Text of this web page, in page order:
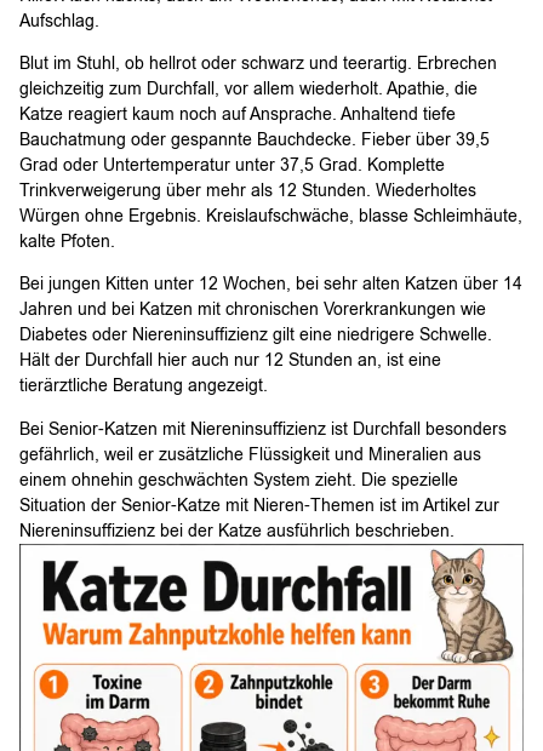
Aufschlag.
Blut im Stuhl, ob hellrot oder schwarz und teerartig. Erbrechen
gleichzeitig zum Durchfall, vor allem wiederholt. Apathie, die
Katze reagiert kaum noch auf Ansprache. Anhaltend tiefe
Bauchatmung oder gespannte Bauchdecke. Fieber über 39,5
Grad oder Untertemperatur unter 37,5 Grad. Komplette
Trinkverweigerung über mehr als 12 Stunden. Wiederholtes
Würgen ohne Ergebnis. Kreislaufschwäche, blasse Schleimhäute,
kalte Pfoten.
Bei jungen Kitten unter 12 Wochen, bei sehr alten Katzen über 14
Jahren und bei Katzen mit chronischen Vorerkrankungen wie
Diabetes oder Niereninsuffizienz gilt eine niedrigere Schwelle.
Hält der Durchfall hier auch nur 12 Stunden an, ist eine
tierärztliche Beratung angezeigt.
Bei Senior-Katzen mit Niereninsuffizienz ist Durchfall besonders
gefährlich, weil er zusätzliche Flüssigkeit und Mineralien aus
einem ohnehin geschwächten System zieht. Die spezielle
Situation der Senior-Katze mit Nieren-Themen ist im Artikel zur
Niereninsuffizienz bei der Katze ausführlich beschrieben.